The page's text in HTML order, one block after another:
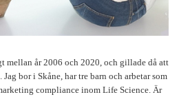
mellan år 2006 och 2020, och gillade då att
bor i Skåne, har tre barn och arbetar som
compliance inom Life Science. Är